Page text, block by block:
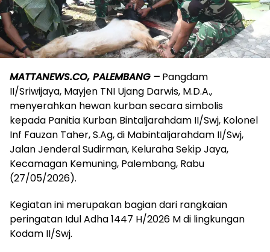
MATTANEWS.CO, PALEMBANG – Pangdam
II/Sriwijaya, Mayjen TNI Ujang Darwis, M.D.A.,
menyerahkan hewan kurban secara simbolis
kepada Panitia Kurban Bintaljarahdam II/Swj, Kolonel
Inf Fauzan Taher, S.Ag, di Mabintaljarahdam II/Swj,
Jalan Jenderal Sudirman, Keluraha Sekip Jaya,
Kecamagan Kemuning, Palembang, Rabu
(27/05/2026).
Kegiatan ini merupakan bagian dari rangkaian
peringatan Idul Adha 1447 H/2026 M di lingkungan
Kodam II/Swj.